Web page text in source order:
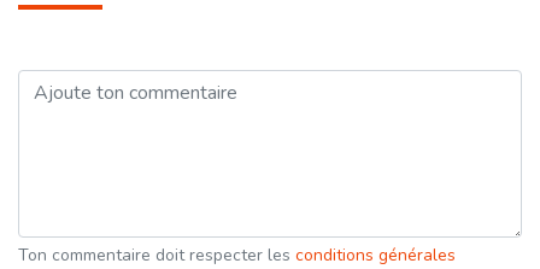
Ton commentaire doit respecter les conditions générales